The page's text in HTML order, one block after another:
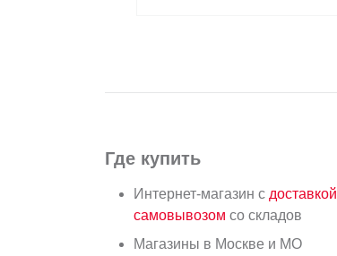
Где купить
Интернет-магазин с доставкой
самовывозом со складов
Магазины в Москве и МО